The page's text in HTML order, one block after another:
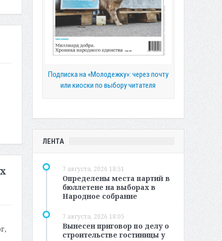
Подписка на «Молодежку»: через почту
или киоски по выбору читателя
ЛЕНТА
7 августа, 2026 18:51
Определены места партий в
бюллетене на выборах в
Народное собрание
7 августа, 2026 18:05
Вынесен приговор по делу о
строительстве гостиницы у